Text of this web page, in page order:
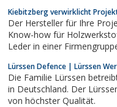
Kiebitzberg verwirklicht
Der Hersteller für Ihre
Know-how für Holzwerkstoffe, Metalle,
Leder in einer
Lürssen Defence | Lürssen
Die Familie Lürssen
in Deutschland. Der
von höchster Qualität.